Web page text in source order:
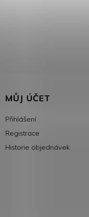
MŮJ ÚČET
Přihlášení
Registrace
Historie objednávek